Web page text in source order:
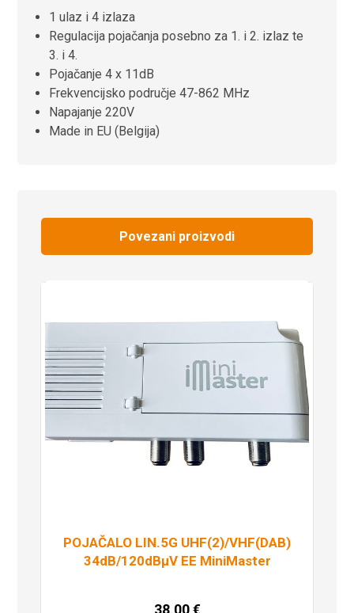
1 ulaz i 4 izlaza
Regulacija pojačanja posebno za 1. i 2. izlaz te
3. i 4.
Pojačanje 4 x 11dB
Frekvencijsko područje 47-862 MHz
Napajanje 220V
Made in EU (Belgija)
Povezani proizvodi
POJAČALO LIN.5G UHF(2)/VHF(DAB)
34dB/120dBμV EE MiniMaster
38,00€